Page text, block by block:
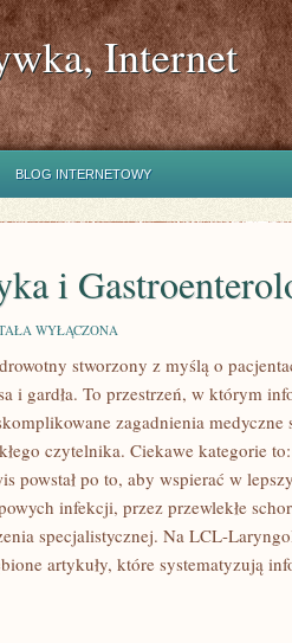
Internet
BLOG INTERNETOWY
i
WYŁĄCZONA
stworzony z myślą o
i gardła. To przestrzeń, w którym
zagadnienia medyczne
czytelnika. Ciekawe kategorie
powstał po to, aby wspierać w
infekcji, przez przewlekłe
specjalistycznej. Na LCL-
artykuły, które systematyzują